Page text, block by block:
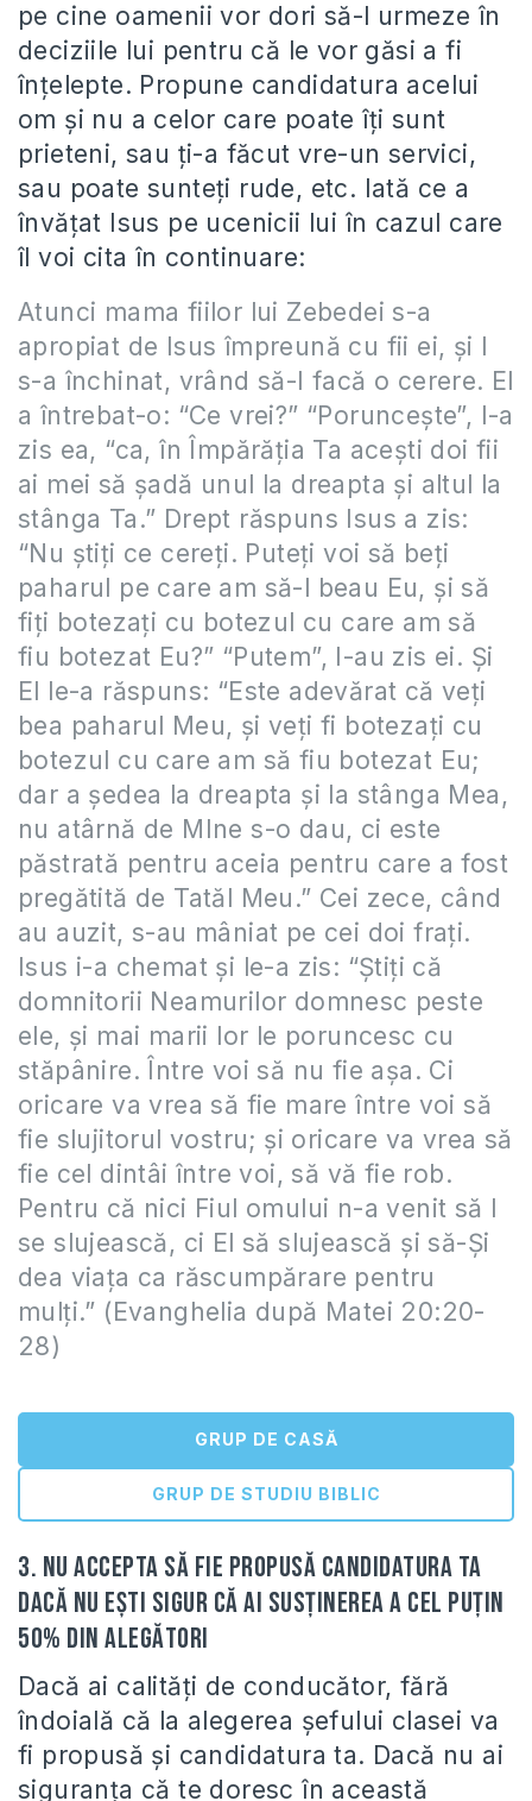
pe cine oamenii vor dori să-l urmeze în
deciziile lui pentru că le vor găsi a fi
înţelepte. Propune candidatura acelui
om şi nu a celor care poate îţi sunt
prieteni, sau ţi-a făcut vre-un servici,
sau poate sunteţi rude, etc. Iată ce a
învăţat Isus pe ucenicii lui în cazul care
îl voi cita în continuare:
Atunci mama fiilor lui Zebedei s-a
apropiat de Isus împreună cu fii ei, şi I
s-a închinat, vrând să-I facă o cerere. El
a întrebat-o: “Ce vrei?” “Porunceşte”, I-a
zis ea, “ca, în Împărăţia Ta aceşti doi fii
ai mei să şadă unul la dreapta şi altul la
stânga Ta.” Drept răspuns Isus a zis:
“Nu ştiţi ce cereţi. Puteţi voi să beţi
paharul pe care am să-l beau Eu, şi să
fiţi botezaţi cu botezul cu care am să
fiu botezat Eu?” “Putem”, I-au zis ei. Şi
El le-a răspuns: “Este adevărat că veţi
bea paharul Meu, şi veţi fi botezaţi cu
botezul cu care am să fiu botezat Eu;
dar a şedea la dreapta şi la stânga Mea,
nu atârnă de MIne s-o dau, ci este
păstrată pentru aceia pentru care a fost
pregătită de Tatăl Meu.” Cei zece, când
au auzit, s-au mâniat pe cei doi fraţi.
Isus i-a chemat şi le-a zis: “Ştiţi că
domnitorii Neamurilor domnesc peste
ele, şi mai marii lor le poruncesc cu
stăpânire. Între voi să nu fie aşa. Ci
oricare va vrea să fie mare între voi să
fie slujitorul vostru; şi oricare va vrea să
fie cel dintâi între voi, să vă fie rob.
Pentru că nici Fiul omului n-a venit să I
se slujească, ci El să slujească şi să-Şi
dea viaţa ca răscumpărare pentru
mulţi.” (Evanghelia după Matei 20:20-
28)
GRUP DE CASĂ
GRUP DE STUDIU BIBLIC
3. Nu accepta să fie propusă candidatura ta
dacă nu eşti sigur că ai susţinerea a cel puţin
50% din alegători
Dacă ai calităţi de conducător, fără
îndoială că la alegerea șefului clasei va
fi propusă şi candidatura ta. Dacă nu ai
siguranţa că te doresc în această